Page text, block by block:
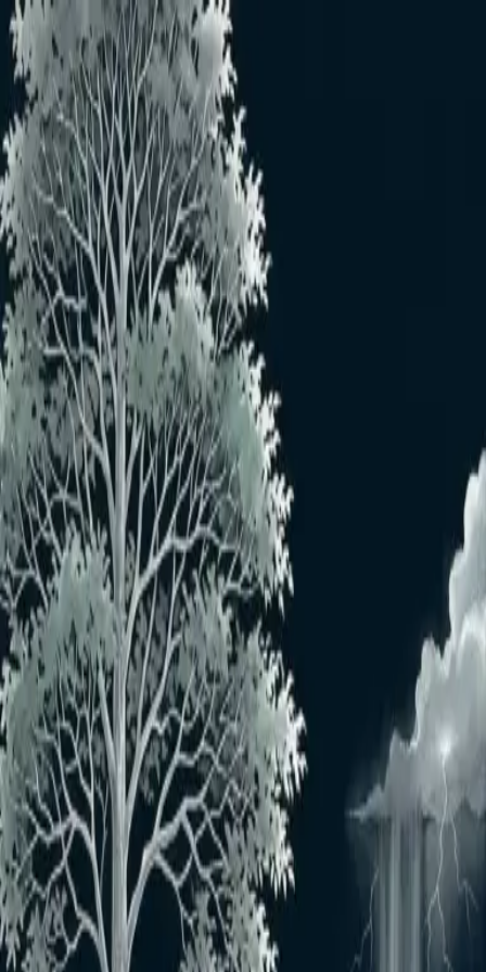
メインコンテンツへスキップ
おすすめユーザー
おすすめユーザーはいません
もっと見る